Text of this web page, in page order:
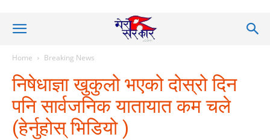
Home Breaking News
निषेधाज्ञा खुकुलो भएको दोस्रो दिन
पनि सार्वजनिक यातायात कम चले
(हेर्नुहोस् भिडियो )